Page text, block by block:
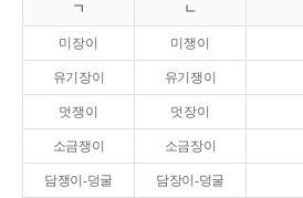
ㄱ ㄴ
미장이 미쟁이
유기장이 유기쟁이
멋쟁이 멋장이
소금쟁이 소금장이
담쟁이-덩굴 담장이-덩굴